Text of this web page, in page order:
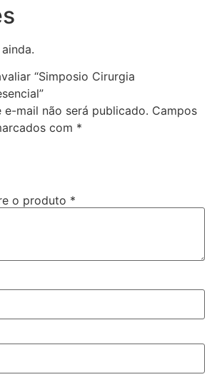
“Simposio Cirurgia
e-mail não será publicado. Campos
com *
o produto *